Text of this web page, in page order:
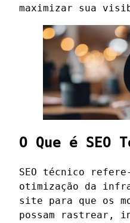
maximizar sua
O Que é SEO
SEO técnico
otimização da
site para que os
possam rastrear,